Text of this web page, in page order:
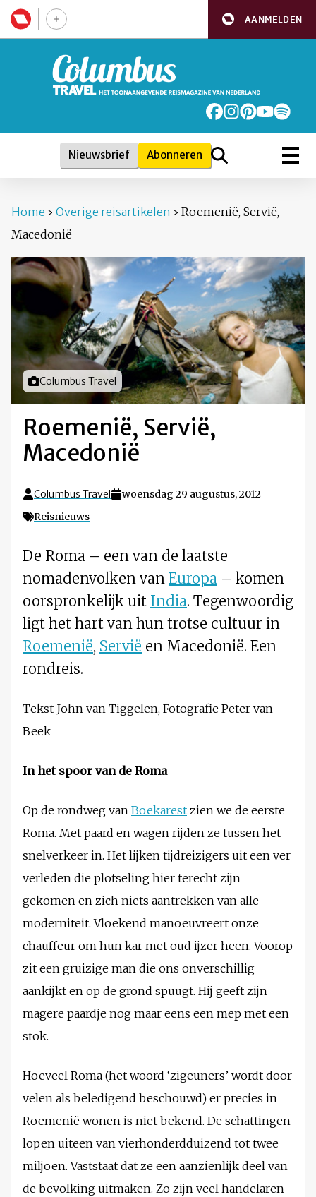
AANMELDEN
Nieuwsbrief Abonneren
Home › Overige reisartikelen › Roemenië, Servië,
Macedonië
Foto door
Columbus Travel
Roemenië, Servië,
Macedonië
Columbus Travel
woensdag 29 augustus, 2012
Reisnieuws
De Roma – een van de laatste
nomadenvolken van Europa – komen
oorspronkelijk uit India. Tegenwoordig
ligt het hart van hun trotse cultuur in
Roemenië, Servië en Macedonië. Een
rondreis.
Tekst John van Tiggelen, Fotografie Peter van
Beek
In het spoor van de Roma
Op de rondweg van Boekarest zien we de eerste
Roma. Met paard en wagen rijden ze tussen het
snelverkeer in. Het lijken tijdreizigers uit een ver
verleden die plotseling hier terecht zijn
gekomen en zich niets aantrekken van alle
moderniteit. Vloekend manoeuvreert onze
chauffeur om hun kar met oud ijzer heen. Voorop
zit een gruizige man die ons onverschillig
aankijkt en op de grond spuugt. Hij geeft zijn
magere paardje nog maar eens een mep met een
stok.
Hoeveel Roma (het woord ‘zigeuners’ wordt door
velen als beledigend beschouwd) er precies in
Roemenië wonen is niet bekend. De schattingen
lopen uiteen van vierhonderdduizend tot twee
miljoen. Vaststaat dat ze een aanzienlijk deel van
de bevolking uitmaken. Zo zijn veel handelaren